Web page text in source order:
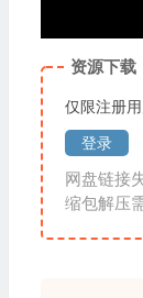
资源下载
仅限注册
登录
网盘链接
缩包解压